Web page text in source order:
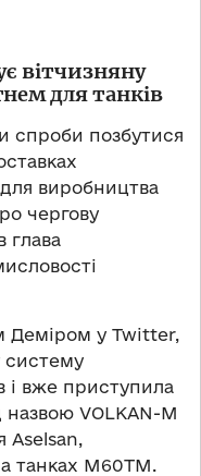
вітчизняну
для танків
спроби позбутися
виробництва
чергову
глава
Деміром у Twitter,
систему
і вже приступила
назвою VOLKAN-M
Aselsan,
танках M60TM.